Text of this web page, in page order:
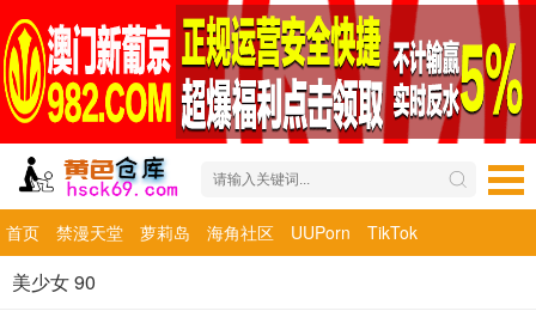
首页 禁漫天堂 萝莉岛 海角社区 UUPorn TikTok
美少女 90